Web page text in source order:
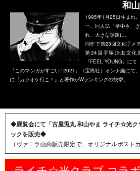
和
1995年1月25日生まれ
ー。同人誌『夢中さ、
れ、大きな話題に。
同作で第23回文化庁メ
第24回手塚治虫文化
『FEEL YOUNG』にて
『このマンガがすごい! 2021』（宝島社）オンナ編にて
に『カラオケ行こ！』と著作がWランキングの快挙。
◆展覧会にて「古屋兎丸 和山やま ライチ☆光ク
ックを販売◆
（ヴァニラ画廊販売限定で、オリジナルポスト